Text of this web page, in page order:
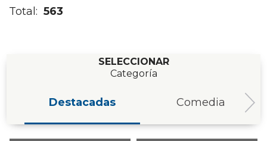
Total: 563
SELECCIONAR
Categoría
Destacadas Comedia